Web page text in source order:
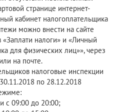
странице интернет-
кабинет налогоплательщика
можно внести на сайте
налоги» и «Личный
для физических лиц»», через
на почте.
налоговые инспекции
по 28.12.2018
с 09:00 до 20:00;